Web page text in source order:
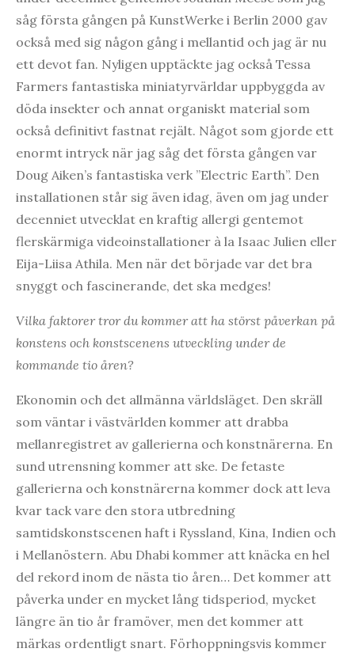
såg första gången på KunstWerke i Berlin 2000 gav
också med sig någon gång i mellantid och jag är nu
ett devot fan. Nyligen upptäckte jag också Tessa
Farmers fantastiska miniatyrvärldar uppbyggda av
döda insekter och annat organiskt material som
också definitivt fastnat rejält. Något som gjorde ett
enormt intryck när jag såg det första gången var
Doug Aiken’s fantastiska verk ”Electric Earth”. Den
installationen står sig även idag, även om jag under
decenniet utvecklat en kraftig allergi gentemot
flerskärmiga videoinstallationer à la Isaac Julien eller
Eija-Liisa Athila. Men när det började var det bra
snyggt och fascinerande, det ska medges!
Vilka faktorer tror du kommer att ha störst påverkan på
konstens och konstscenens utveckling under de
kommande tio åren?
Ekonomin och det allmänna världsläget. Den skräll
som väntar i västvärlden kommer att drabba
mellanregistret av gallerierna och konstnärerna. En
sund utrensning kommer att ske. De fetaste
gallerierna och konstnärerna kommer dock att leva
kvar tack vare den stora utbredning
samtidskonstscenen haft i Ryssland, Kina, Indien och
i Mellanöstern. Abu Dhabi kommer att knäcka en hel
del rekord inom de nästa tio åren… Det kommer att
påverka under en mycket lång tidsperiod, mycket
längre än tio år framöver, men det kommer att
märkas ordentligt snart. Förhoppningsvis kommer